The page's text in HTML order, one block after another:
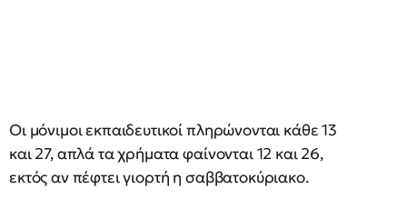
Οι μόνιμοι εκπαιδευτικοί πληρώνονται κάθε 13
και 27, απλά τα χρήματα φαίνονται 12 και 26,
εκτός αν πέφτει γιορτή η σαββατοκύριακο.